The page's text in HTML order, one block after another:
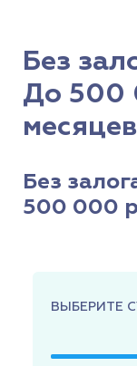
Без
До 500
месяцев
Без
500 000
ВЫБЕРИТЕ